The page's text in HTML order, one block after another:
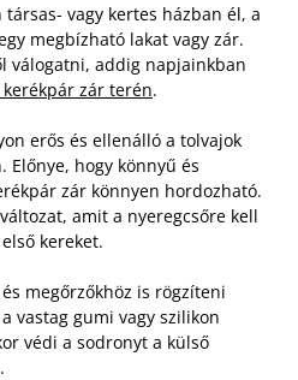
vagy kertes házban él, a
megbízható lakat vagy zár.
válogatni, addig napjainkban
zár terén.
erős és ellenálló a tolvajok
Előnye, hogy könnyű és
zár könnyen hordozható.
amit a nyeregcsőre kell
kereket.
megőrzőkhöz is rögzíteni
vastag gumi vagy szilikon
védi a sodronyt a külső